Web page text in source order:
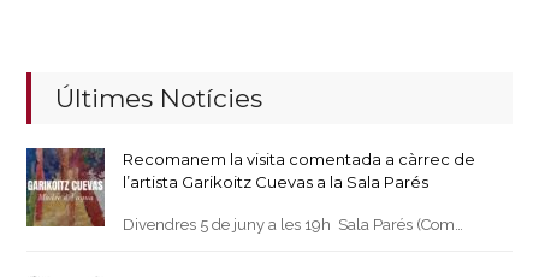
Últimes Notícies
Recomanem la visita comentada a càrrec de
l’artista Garikoitz Cuevas a la Sala Parés
Divendres 5 de juny a les 19h Sala Parés (Com…